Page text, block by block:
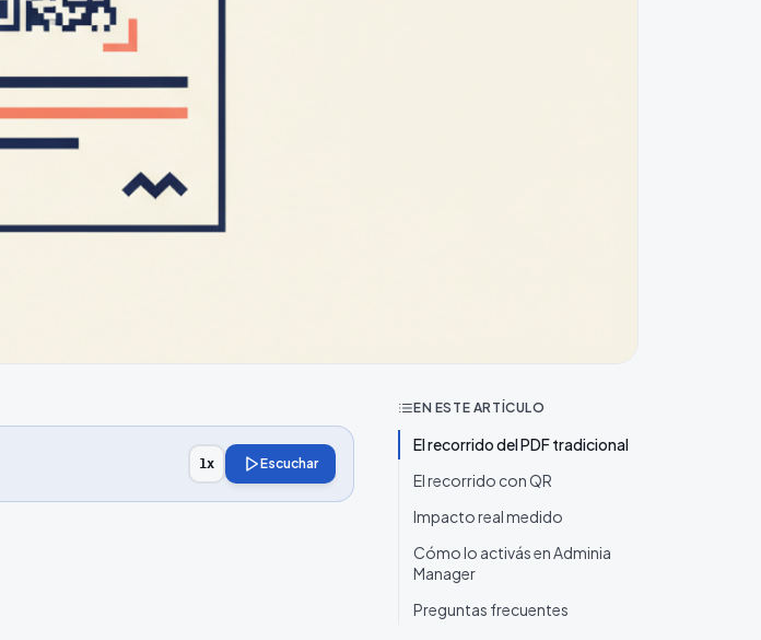
1x Escuchar
EN ESTE ARTÍCULO
El recorrido del PDF tradicional
El recorrido con QR
Impacto real medido
Cómo lo activás en Adminia
Manager
Preguntas frecuentes